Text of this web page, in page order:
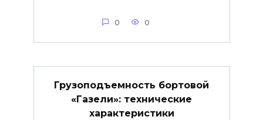
0 0
Грузоподъемность бортовой
«Газели»: технические
характеристики